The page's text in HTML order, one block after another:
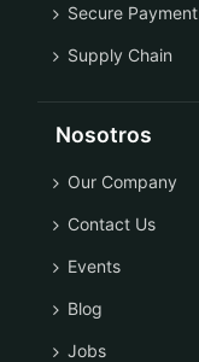
Secure Payment
Supply Chain
Nosotros
Our Company
Contact Us
Events
Blog
Jobs